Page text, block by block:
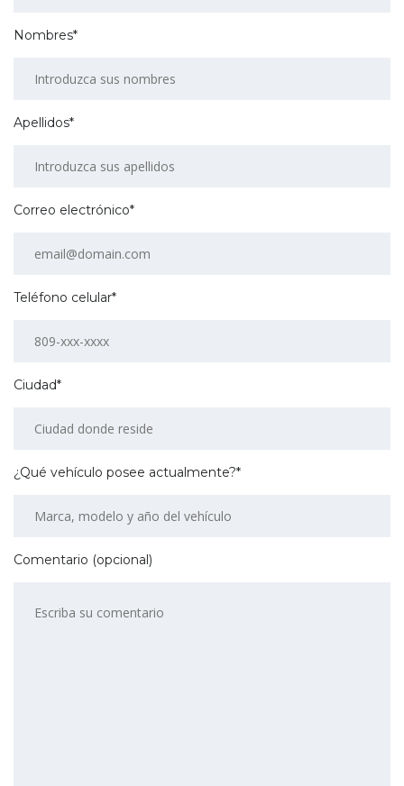
Nombres*
Apellidos*
Correo electrónico*
Teléfono celular*
Ciudad*
¿Qué vehículo posee actualmente?*
Comentario (opcional)